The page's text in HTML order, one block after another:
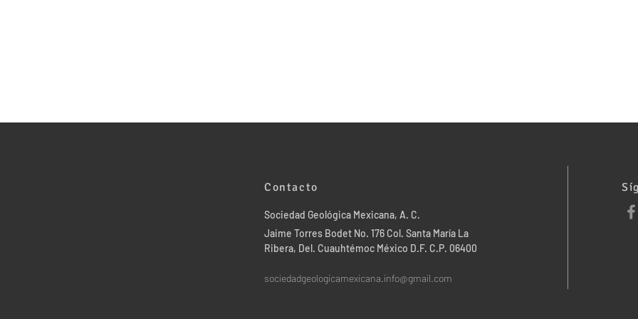
Contacto
Sociedad Geológica Mexicana, A. C.
Jaime Torres Bodet No. 176 Col. Santa María La
Ribera, Del. Cuauhtémoc México D.F. C.P. 06400
sociedadgeologicamexicana.info@gmail.com